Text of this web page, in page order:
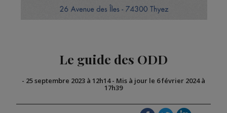
Le guide des ODD
- 25 septembre 2023 à 12h14- Mis à jour le 6 février 2024 à
17h39